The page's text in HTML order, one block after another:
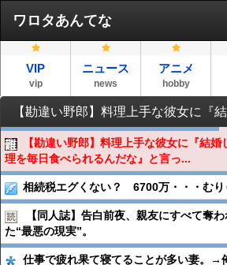
ワロタあんてな
VIP
vip
ニュース
news
アニメ
hobby
【勘違い野郎】料理上手な彼女に『結
理を毎日食べられるんだな』と言っ...
相続税エグくない？ 6700万・・・むり
【同人誌】告白前夜、親友にすべて奪
た“最悪の現実”。
仕事で疲れ果て寝てることが多い妻。→